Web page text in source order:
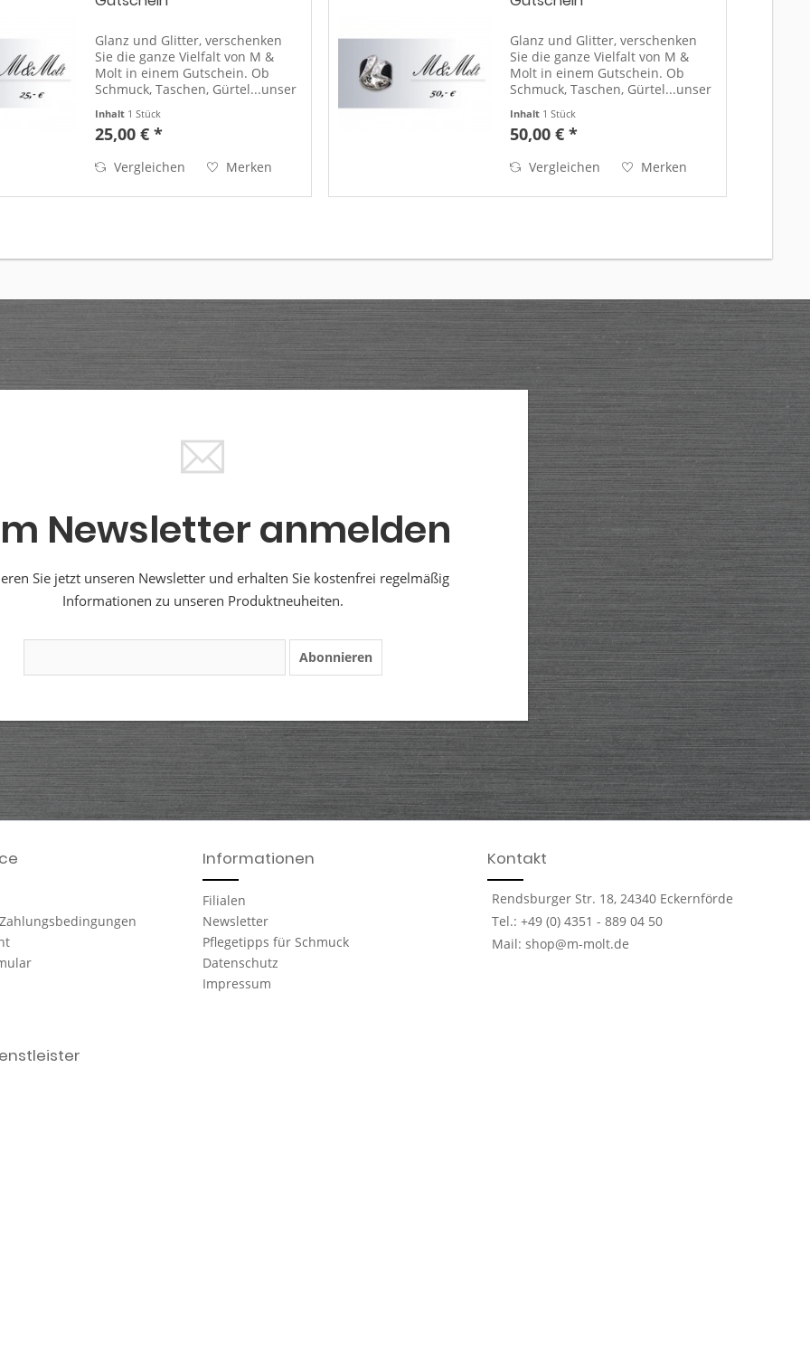
Glanz und Glitter, verschenken
Sie die ganze Vielfalt von M &
Molt in einem Gutschein. Ob
Schmuck, Taschen, Gürtel...unser
für jedermann. (einlösbar in
unseren Filialen an der Nord-
Inhalt 1 Stück
25,00 € *
Vergleichen Merken
Glanz und Glitter, verschenken
Sie die ganze Vielfalt von M &
Molt in einem Gutschein. Ob
Schmuck, Taschen, Gürtel...unser
für jedermann. (einlösbar in
unseren Filialen an der Nord-
Inhalt 1 Stück
50,00 € *
Vergleichen Merken
Newsletter anmelden
Sie jetzt unseren Newsletter und erhalten Sie kostenfrei regelmäßig
Informationen zu unseren Produktneuheiten.
Abonnieren
Informationen
Filialen
Newsletter
Pflegetipps für Schmuck
Datenschutz
Impressum
Kontakt
Rendsburger Str. 18, 24340 Eckernförde
Tel.: +49 (0) 4351 - 889 04 50
Mail: shop@m-molt.de